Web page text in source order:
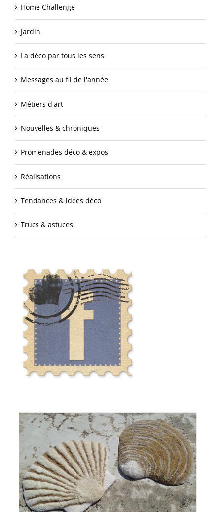
Home Challenge
Jardin
La déco par tous les sens
Messages au fil de l'année
Métiers d'art
Nouvelles & chroniques
Promenades déco & expos
Réalisations
Tendances & idées déco
Trucs & astuces